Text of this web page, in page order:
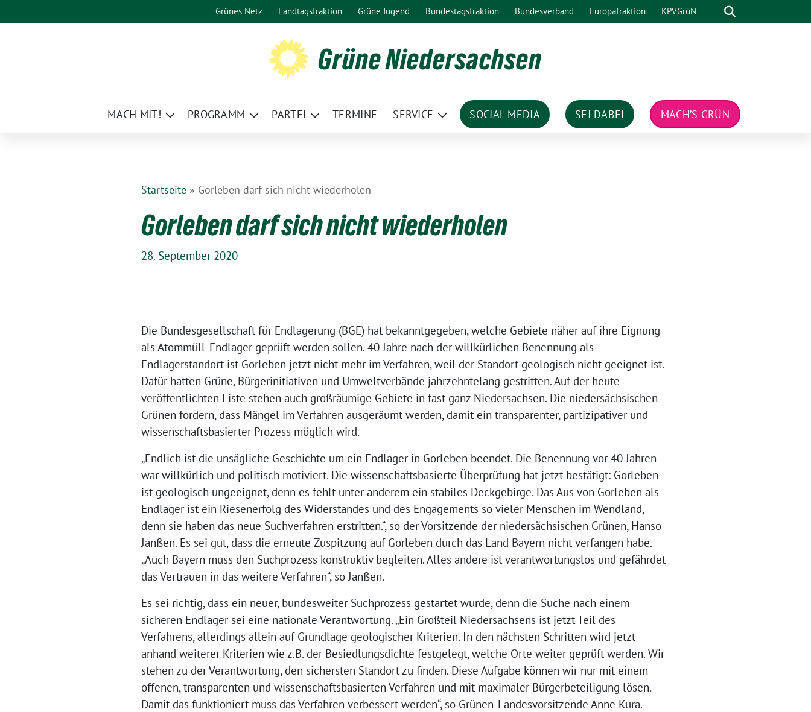
zum
Grünes Netz Landtagsfraktion Grüne Jugend Bundestagsfraktion Bundesverband Europafraktion KPVGrüN Suche
Grüne Niedersachsen
MACH MIT!
Zeige
PROGRAMM
Zeige
PARTEI
Zeige
TERMINE SERVICE
Zeige
SOCIAL MEDIA SEI DABEI MACH’S GRÜN
Startseite » Gorleben darf sich nicht wiederholen
Gorleben darf sich nicht wiederholen
28. September 2020
Die Bundesgesellschaft für Endlagerung (BGE) hat bekanntgegeben, welche Gebiete näher auf ihre Eignung
als Atommüll-Endlager geprüft werden sollen. 40 Jahre nach der willkürlichen Benennung als
Endlagerstandort ist Gorleben jetzt nicht mehr im Verfahren, weil der Standort geologisch nicht geeignet ist.
Dafür hatten Grüne, Bürgerinitiativen und Umweltverbände jahrzehntelang gestritten. Auf der heute
veröffentlichten Liste stehen auch großräumige Gebiete in fast ganz Niedersachsen. Die niedersächsischen
Grünen fordern, dass Mängel im Verfahren ausgeräumt werden, damit ein transparenter, partizipativer und
wissenschaftsbasierter Prozess möglich wird.
„Endlich ist die unsägliche Geschichte um ein Endlager in Gorleben beendet. Die Benennung vor 40 Jahren
war willkürlich und politisch motiviert. Die wissenschaftsbasierte Überprüfung hat jetzt bestätigt: Gorleben
ist geologisch ungeeignet, denn es fehlt unter anderem ein stabiles Deckgebirge. Das Aus von Gorleben als
Endlager ist ein Riesenerfolg des Widerstandes und des Engagements so vieler Menschen im Wendland,
denn sie haben das neue Suchverfahren erstritten.“, so der Vorsitzende der niedersächsischen Grünen, Hanso
Janßen. Es sei gut, dass die erneute Zuspitzung auf Gorleben durch das Land Bayern nicht verfangen habe.
„Auch Bayern muss den Suchprozess konstruktiv begleiten. Alles andere ist verantwortungslos und gefährdet
das Vertrauen in das weitere Verfahren“, so Janßen.
Es sei richtig, dass ein neuer, bundesweiter Suchprozess gestartet wurde, denn die Suche nach einem
sicheren Endlager sei eine nationale Verantwortung. „Ein Großteil Niedersachsens ist jetzt Teil des
Verfahrens, allerdings allein auf Grundlage geologischer Kriterien. In den nächsten Schritten wird jetzt
anhand weiterer Kriterien wie z.B. der Besiedlungsdichte festgelegt, welche Orte weiter geprüft werden. Wir
stehen zu der Verantwortung, den sichersten Standort zu finden. Diese Aufgabe können wir nur mit einem
offenen, transparenten und wissenschaftsbasierten Verfahren und mit maximaler Bürgerbeteiligung lösen.
Damit das funktioniert muss das Verfahren verbessert werden“, so Grünen-Landesvorsitzende Anne Kura.